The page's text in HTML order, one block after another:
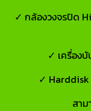
✓ กล้องวงจรปิด
✓ เครื่องบั
✓ Harddisk
สา